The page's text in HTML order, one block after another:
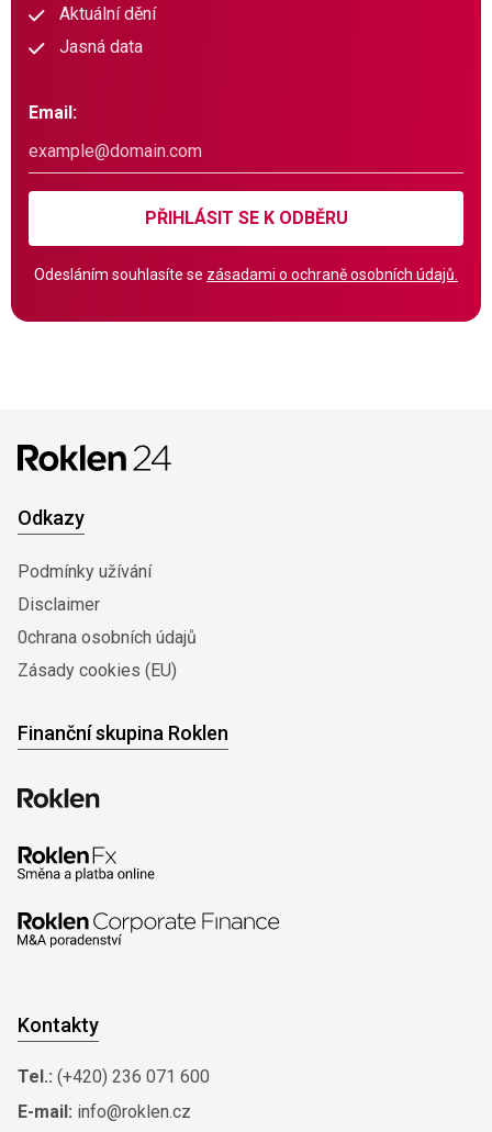
Aktuální dění
Jasná data
Email:
PŘIHLÁSIT SE K ODBĚRU
Odesláním souhlasíte se zásadami o ochraně osobních údajů.
Odkazy
Podmínky užívání
Disclaimer
0chrana osobních údajů
Zásady cookies (EU)
Finanční skupina Roklen
Kontakty
Tel.: (+420) 236 071 600
E-mail: info@roklen.cz